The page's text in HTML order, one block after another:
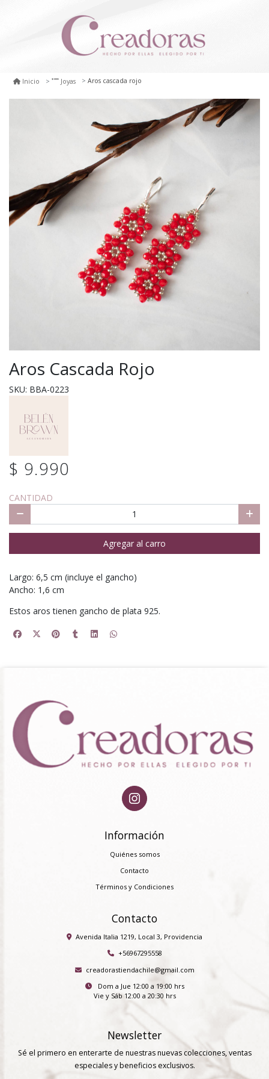
Inicio Joyas Aros cascada rojo
Aros Cascada Rojo
SKU: BBA-0223
$ 9.990
CANTIDAD
Agregar al carro
Largo: 6,5 cm (incluye el gancho)
Ancho: 1,6 cm
Estos aros tienen gancho de plata 925.
Información
Quiénes somos
Contacto
Términos y Condiciones
Contacto
Avenida Italia 1219, Local 3, Providencia
+56967295558
creadorastiendachile@gmail.com
Dom a Jue 12:00 a 19:00 hrs
Vie y Sáb 12:00 a 20:30 hrs
Newsletter
Sé el primero en enterarte de nuestras nuevas colecciones, ventas
especiales y beneficios exclusivos.